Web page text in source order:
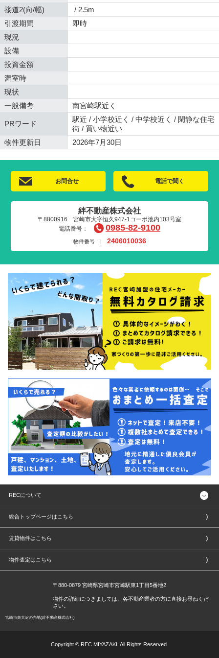
接道2(向/幅)
/ 2.5m
引渡期間
即時
現況
設備
投資金額
満室時
現状
一般備考
南宮崎駅近く
PRワード
駅近 / 小学校近く / 中学校近く / 閑静な住宅
街 / 買い物近い
物件更新日
2026年7月30日
お問合せ 電話で聞く
絆不動産株式会社
〒8800916 宮崎市大字恒久947-1コーポ池内103号室
電話番号：
0985-82-9100
物件番号 | 2406010036
RECについて
総合トップページはこちら
賃貸物件はこちら
物件査定はこちら
〒880-0879 宮崎県宮崎市宮崎駅東1丁目5番地2
物件の詳細につきましては、各不動産業者の方に直接お尋ねくだ
さい。
宮崎市東大淀の売地(絆不動産株式会社)
Copyright © REC MIYAZAKI. All Rights Reserved.